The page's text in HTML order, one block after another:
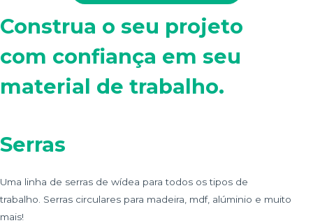
Construa o seu projeto
com confiança em seu
material de trabalho.
Serras
Uma linha de serras de wídea para todos os tipos de
trabalho. Serras circulares para madeira, mdf, alúminio e muito
mais!